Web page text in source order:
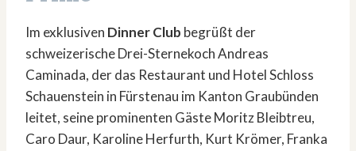
Im exklusiven Dinner Club begrüßt der
schweizerische Drei-Sternekoch Andreas
Caminada, der das Restaurant und Hotel Schloss
Schauenstein in Fürstenau im Kanton Graubünden
leitet, seine prominenten Gäste Moritz Bleibtreu,
Caro Daur, Karoline Herfurth, Kurt Krömer, Franka